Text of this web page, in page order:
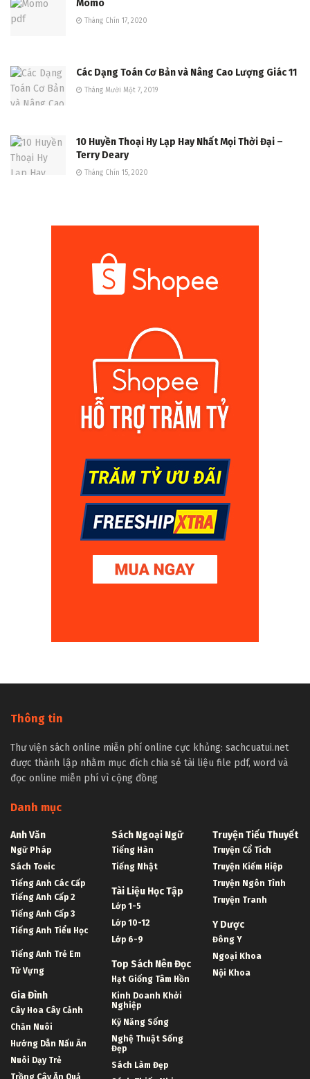
Momo
Tháng Chín 17, 2020
Các Dạng Toán Cơ Bản và Nâng Cao Lượng Giác 11
Tháng Mười Một 7, 2019
10 Huyền Thoại Hy Lạp Hay Nhất Mọi Thời Đại –
Terry Deary
Tháng Chín 15, 2020
Thông tin
Thư viện sách online miễn phí online cực khủng: sachcuatui.net
được thành lập nhằm mục đích chia sẻ tài liệu file pdf, word và
đọc online miễn phí vì cộng đồng
Danh mục
Anh Văn
Ngữ Pháp
Sách Toeic
Tiếng Anh Các Cấp
Tiếng Anh Cấp 2
Tiếng Anh Cấp 3
Tiếng Anh Tiểu Học
Tiếng Anh Trẻ Em
Từ Vựng
Gia Đình
Cây Hoa Cây Cảnh
Chăn Nuôi
Hướng Dẫn Nấu Ăn
Nuôi Dạy Trẻ
Trồng Cây Ăn Quả
Sách Ngoại Ngữ
Tiếng Hàn
Tiếng Nhật
Tài Liệu Học Tập
Lớp 1-5
Lớp 10-12
Lớp 6-9
Top Sách Nên Đọc
Hạt Giống Tâm Hồn
Kinh Doanh Khởi
Nghiệp
Kỹ Năng Sống
Nghệ Thuật Sống
Đẹp
Sách Làm Đẹp
Truyện Tiểu Thuyết
Truyện Cổ Tích
Truyện Kiếm Hiệp
Truyện Ngôn Tình
Truyện Tranh
Y Dược
Đông Y
Ngoại Khoa
Nội Khoa